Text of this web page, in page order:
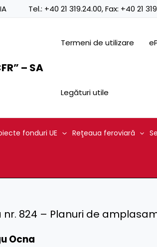
Tel.: +40 21 319.24.00, Fax: +40 21
– SA
Termeni de utilizare
Legături utile
fonduri UE Reţeaua feroviară
824 – Planuri de
Ocna